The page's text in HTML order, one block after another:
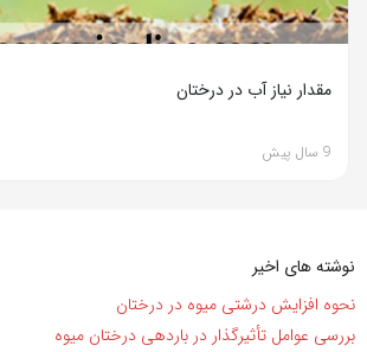
مقدار نیاز آب در درختان
9 سال پیش
نوشته های اخیر
نحوه افزایش درشتی میوه در درختان
بررسی عوامل تأثیرگذار در باردهی درختان میوه